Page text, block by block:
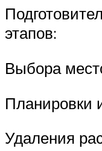
этапов:
Выбора
Планировки
Удаления